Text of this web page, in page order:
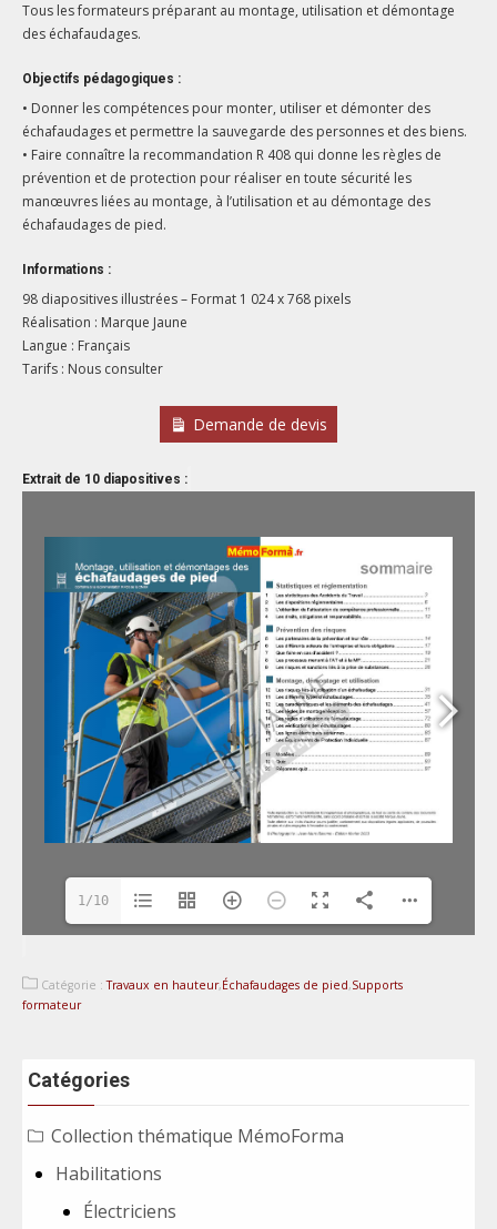
Tous les formateurs préparant au montage, utilisation et démontage
des échafaudages.
Objectifs pédagogiques :
• Donner ­­­les ­compétences pour monter, utiliser et démonter des
échafaudages et permettre la sauvegarde des ­personnes et des biens.
• Faire connaître la recommandation R 408 qui donne les règles de
prévention et de ­protection pour réaliser en toute sécurité les
manœuvres liées au montage, à l’utilisation et au démontage des
échafaudages de pied.
Informations :
98 diapositives illustrées – Format 1 024 x 768 pixels
Réalisation : Marque Jaune
Langue : Français
Tarifs : Nous consulter
Demande de devis
Extrait de 10 diapositives :
1/10
Catégorie :Travaux en hauteur,Échafaudages de pied,Supports
formateur
Catégories
Collection thématique MémoForma
Habilitations
Électriciens